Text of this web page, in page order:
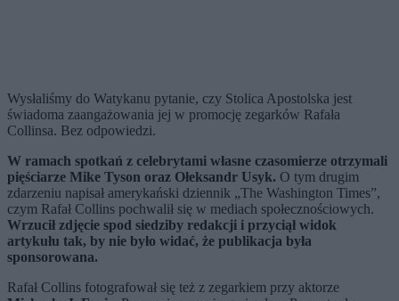
Wysłaliśmy do Watykanu pytanie, czy Stolica Apostolska jest
świadoma zaangażowania jej w promocję zegarków Rafała
Collinsa. Bez odpowiedzi.
W ramach spotkań z celebrytami własne czasomierze otrzymali
pięściarze Mike Tyson oraz Ołeksandr Usyk. O tym drugim
zdarzeniu napisał amerykański dziennik „The Washington Times”,
czym Rafał Collins pochwalił się w mediach społecznościowych.
Wrzucił zdjęcie spod siedziby redakcji i przyciął widok
artykułu tak, by nie było widać, że publikacja była
sponsorowana.
Rafał Collins fotografował się też z zegarkiem przy aktorze